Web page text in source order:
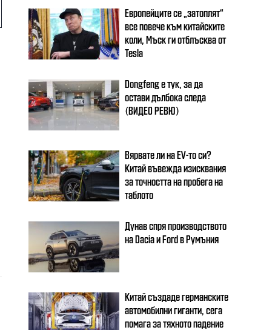
Европейците се „затоплят“
все повече към китайските
коли, Мъск ги отблъсква от
Tesla
Dongfeng e тук, за да
остави дълбока следа
(ВИДЕО РЕВЮ)
Вярвате ли на EV-то си?
Китай въвежда изисквания
за точността на пробега на
таблото
Дунав спря производството
на Dacia и Ford в Румъния
Китай създаде германските
автомобилни гиганти, сега
помага за тяхното падение